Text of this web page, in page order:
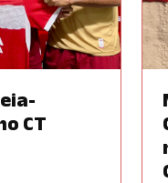
CT